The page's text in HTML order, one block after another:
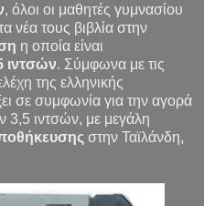
, όλοι οι μαθητές γυμνασίου
νέα τους βιβλία στην
η οποία είναι
ιντσών. Σύμφωνα με τις
της ελληνικής
σε συμφωνία για την αγορά
3,5 ιντσών, με μεγάλη
στην Ταϊλάνδη,